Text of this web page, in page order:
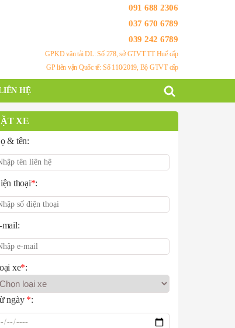
091 688 2306
037 670 6789
039 242 6789
GPKD vận tải DL: Số 278, sở GTVT TT Huế cấp
GP liên vận Quốc tế: Số 110/2019, Bộ GTVT cấp
HỆ
XE
& tên:
thoại*:
mail:
xe*:
ngày *: